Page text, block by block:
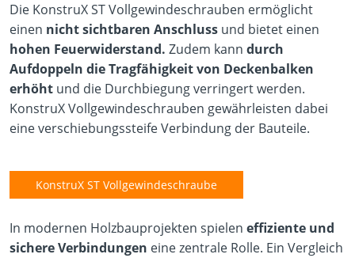
Die KonstruX ST Vollgewindeschrauben ermöglicht
einen nicht sichtbaren Anschluss und bietet einen
hohen Feuerwiderstand. Zudem kann durch
Aufdoppeln die Tragfähigkeit von Deckenbalken
erhöht und die Durchbiegung verringert werden.
KonstruX Vollgewindeschrauben gewährleisten dabei
eine verschiebungssteife Verbindung der Bauteile.
KonstruX ST Vollgewindeschraube
In modernen Holzbauprojekten spielen effiziente und
sichere Verbindungen eine zentrale Rolle. Ein Vergleich